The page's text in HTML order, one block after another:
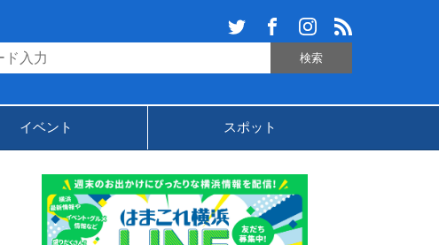
イベント スポット